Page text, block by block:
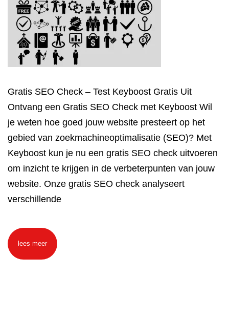
Gratis SEO Check – Test Keyboost Gratis Uit
Ontvang een Gratis SEO Check met Keyboost Wil
je weten hoe goed jouw website presteert op het
gebied van zoekmachineoptimalisatie (SEO)? Met
Keyboost kun je nu een gratis SEO check uitvoeren
om inzicht te krijgen in de verbeterpunten van jouw
website. Onze gratis SEO check analyseert
verschillende
lees meer